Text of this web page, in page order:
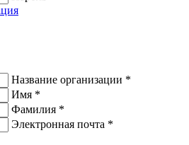
Название организации *
Имя *
Фамилия *
Электронная почта *